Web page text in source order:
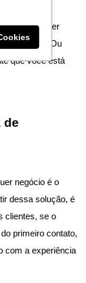
escolher
formal. Ou
que você está
de
negócio é o
dessa solução, é
clientes, se o
primeiro contato,
com a experiência